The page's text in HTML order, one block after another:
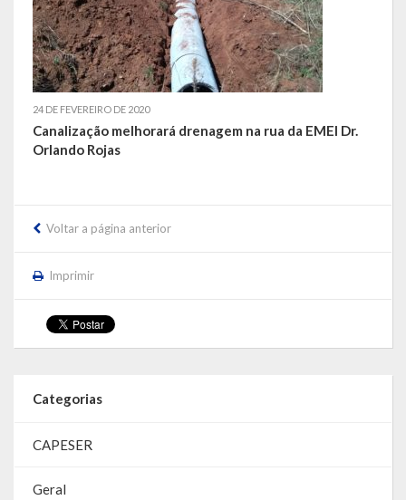
LEIS ORDINÁRIAS
LEIS COMPLEMENTARES
DECRETOS
Publicações
Regulamentos
Editais
Planos
Termos de Compromisso
LRF
24 DE FEVEREIRO DE 2020
Canalização melhorará drenagem na rua da EMEI Dr.
Orlando Rojas
Voltar a página anterior
Imprimir
Categorias
CAPESER
Geral